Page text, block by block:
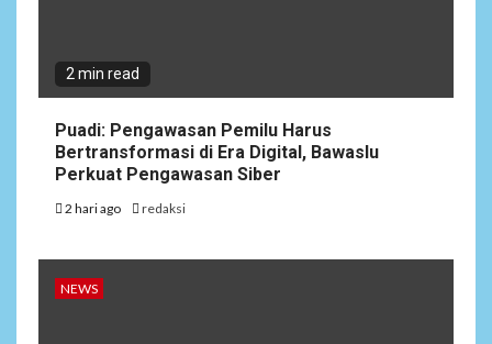
2 min read
Puadi: Pengawasan Pemilu Harus
Bertransformasi di Era Digital, Bawaslu
Perkuat Pengawasan Siber
2 hari ago redaksi
NEWS